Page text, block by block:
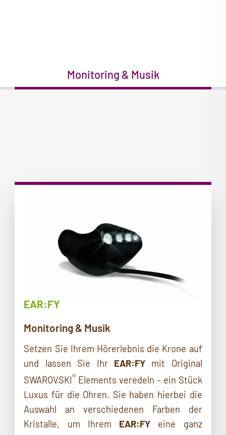
Monitoring & Musik
EAR:FY
Monitoring & Musik
Setzen Sie Ihrem Hörerlebnis die Krone auf
und lassen Sie Ihr EAR:FYmit Original
SWAROVSKI® Elements veredeln – ein Stück
Luxus für die Ohren. Sie haben hierbei die
Auswahl an verschiedenen Farben der
Kristalle, um Ihrem EAR:FY eine ganz